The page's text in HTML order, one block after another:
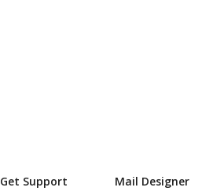
Get Support
Mail Designer